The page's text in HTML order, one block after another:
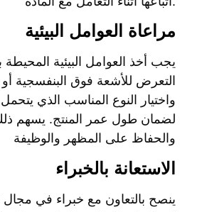
مراعاة العوامل البيئية
يجب أخذ العوامل البيئية المحيطة
التعرض للأشعة فوق البنفسجية أو
واختيار النوع المناسب الذي
لضمان طول عمر المنتج. يسهم
والحفاظ على المظهر والوظيفة
الاستعانة بالخبراء
ينصح بالتعاون مع خبراء في